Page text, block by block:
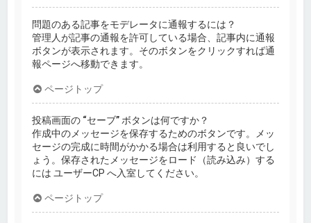
問題のある記事をモデレータに通報するには？
管理人が記事の通報を許可している場合、記事内に通報
ボタンが表示されます。そのボタンをクリックすれば通
報ページへ移動できます。
ページトップ
投稿画面の “セーブ” ボタンは何ですか？
作成中のメッセージを保存するためのボタンです。メッ
セージの完成に時間がかかる場合は利用すると良いでし
ょう。保存されたメッセージをロード（読み込み）する
には ユーザーCP へ入室してください。
ページトップ